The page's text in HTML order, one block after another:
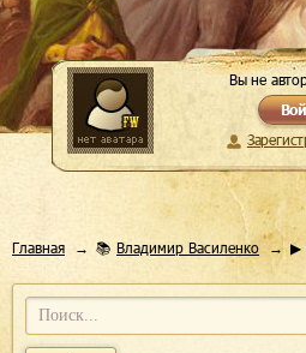
Вы не
Главная 📚 Владимир Василенко ▶